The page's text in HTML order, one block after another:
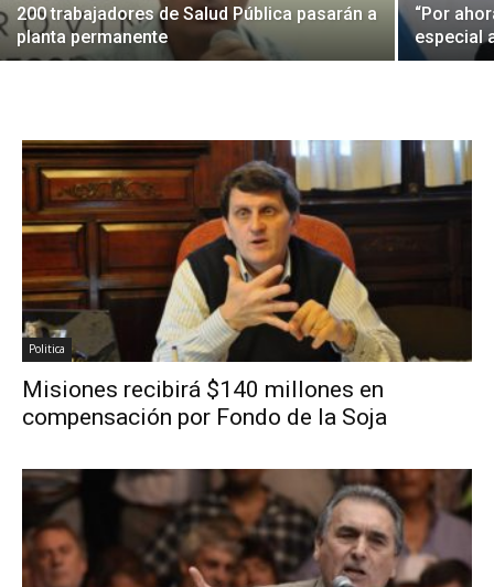
200 trabajadores de Salud Pública pasarán a
planta permanente
“Por
especial
Politica
Misiones recibirá $140 millones en
compensación por Fondo de la Soja